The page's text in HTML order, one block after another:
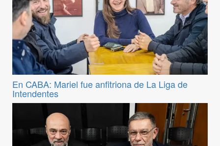
En CABA: Mariel fue anfitriona de La Liga de
Intendentes